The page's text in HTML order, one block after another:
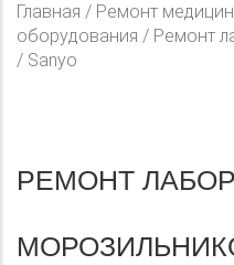
Главная / Ремонт
оборудования / Ремонт
/ Sanyo
РЕМОНТ